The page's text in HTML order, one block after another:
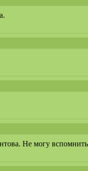
Не могу вспомнить